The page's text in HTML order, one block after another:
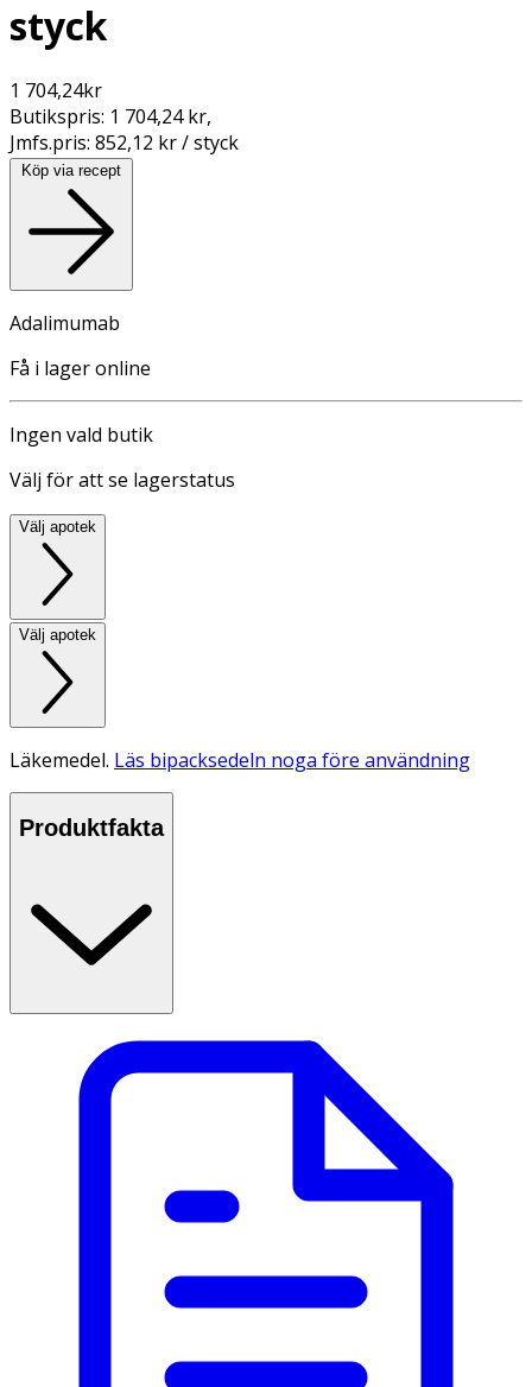
styck
1 704,24kr
Butikspris: 1 704,24 kr,
Jmfs.pris: 852,12 kr / styck
Köp via recept
Adalimumab
Få i lager online
Ingen vald butik
Välj för att se lagerstatus
Välj apotek
Välj apotek
Läkemedel. Läs bipacksedeln noga före användning
Produktfakta